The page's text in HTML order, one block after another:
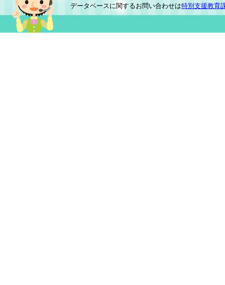
データベースに関するお問い合わせは特別支援教育